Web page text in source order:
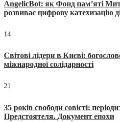
AngelicBot: як Фонд пам’яті
розвиває цифрову катехизацію
14
Світові лідери в Києві:
міжнародної солідарності
21
35 років свободи совісті:
Предстоятеля. Документ епохи